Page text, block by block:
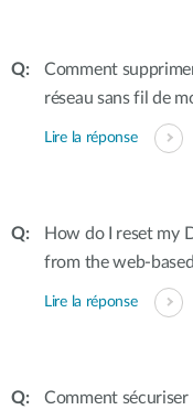
Comment
réseau sans fil de
Lire la réponse
How do I reset my
from the web-
Lire la réponse
Comment sécuriser